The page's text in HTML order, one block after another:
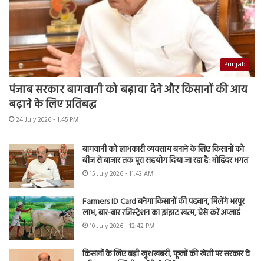
Punjab
पंजाब सरकार बागवानी को बढ़ावा देने और किसानों की आय
बढ़ाने के लिए प्रतिबद्ध
24 July 2026 - 1:45 PM
बागवानी को लाभकारी व्यवसाय बनाने के लिए किसानों को
बीज से बाजार तक पूरा सहयोग दिया जा रहा है: मोहिंदर भगत
15 July 2026 - 11:43 AM
Farmers ID Card बनेगा किसानों की पहचान, मिलेंगे भरपूर
लाभ, बार-बार रजिस्ट्रेशन का झंझट खत्म, ऐसे करें अप्लाई
10 July 2026 - 12:42 PM
किसानों के लिए बड़ी खुशखबरी, फूलों की खेती पर सरकार दे